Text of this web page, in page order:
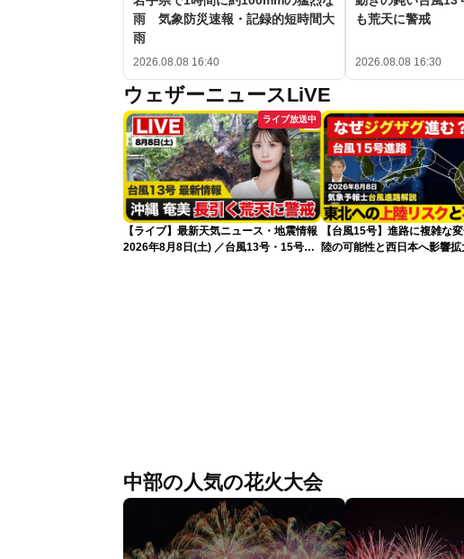
雨 気象防災速報・記録的短時間大
雨
2026.08.08 16:40
も荒天に警戒
2026.08.08 16:30
ウェザーニュースLiVE
ライブ放送中
【ライブ】最新天気ニュース・地震情報
2026年8月8日(土) ／台風13号・15号
【台風15号】進路に複雑な
陸の可能性と西日本へ影響拡
中部の人気の花火大会